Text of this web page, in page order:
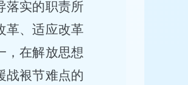
落实的职责所
革、适应改革
，在解放思想
战裉节难点的